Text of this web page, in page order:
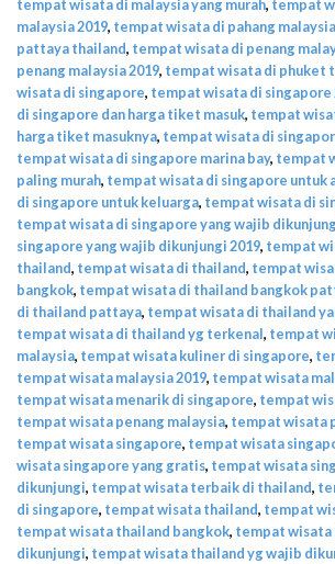
tempat wisata di malaysia yang murah, tempat
malaysia 2019, tempat wisata di pahang malaysia
pattaya thailand, tempat wisata di penang
penang malaysia 2019, tempat wisata di phuket
wisata di singapore, tempat wisata di singapore
di singapore dan harga tiket masuk, tempat
harga tiket masuknya, tempat wisata di
tempat wisata di singapore marina bay, tempat
paling murah, tempat wisata di singapore untuk
di singapore untuk keluarga, tempat wisata di
tempat wisata di singapore yang wajib
singapore yang wajib dikunjungi 2019, tempat
thailand, tempat wisata di thailand, tempat
bangkok, tempat wisata di thailand bangkok
di thailand pattaya, tempat wisata di thailand
tempat wisata di thailand yg terkenal, tempat
malaysia, tempat wisata kuliner di singapore,
tempat wisata malaysia 2019, tempat wisata
tempat wisata menarik di singapore, tempat
tempat wisata penang malaysia, tempat wisata
tempat wisata singapore, tempat wisata
wisata singapore yang gratis, tempat wisata
dikunjungi, tempat wisata terbaik di thailand,
di singapore, tempat wisata thailand, tempat
tempat wisata thailand bangkok, tempat wisata
dikunjungi, tempat wisata thailand yg wajib